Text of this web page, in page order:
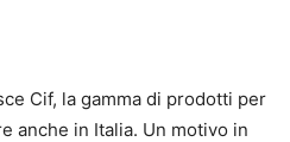
Cif, la gamma di prodotti per
anche in Italia. Un motivo in